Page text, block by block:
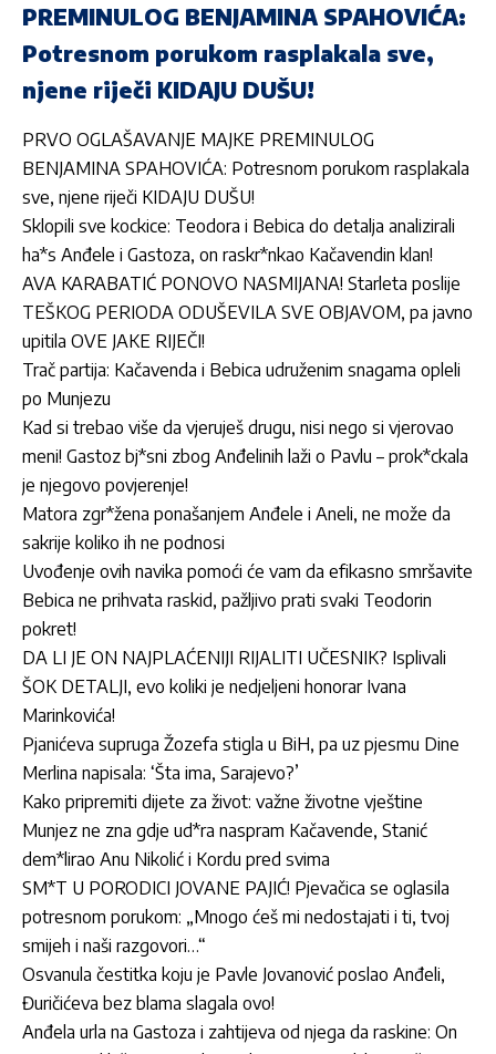
PREMINULOG BENJAMINA SPAHOVIĆA:
Potresnom porukom rasplakala sve,
njene riječi KIDAJU DUŠU!
PRVO OGLAŠAVANJE MAJKE PREMINULOG
BENJAMINA SPAHOVIĆA: Potresnom porukom rasplakala
sve, njene riječi KIDAJU DUŠU!
Sklopili sve kockice: Teodora i Bebica do detalja analizirali
ha*s Anđele i Gastoza, on raskr*nkao Kačavendin klan!
AVA KARABATIĆ PONOVO NASMIJANA! Starleta poslije
TEŠKOG PERIODA ODUŠEVILA SVE OBJAVOM, pa javno
upitila OVE JAKE RIJEČI!
Trač partija: Kačavenda i Bebica udruženim snagama opleli
po Munjezu
Kad si trebao više da vjeruješ drugu, nisi nego si vjerovao
meni! Gastoz bj*sni zbog Anđelinih laži o Pavlu – prok*ckala
je njegovo povjerenje!
Matora zgr*žena ponašanjem Anđele i Aneli, ne može da
sakrije koliko ih ne podnosi
Uvođenje ovih navika pomoći će vam da efikasno smršavite
Bebica ne prihvata raskid, pažljivo prati svaki Teodorin
pokret!
DA LI JE ON NAJPLAĆENIJI RIJALITI UČESNIK? Isplivali
ŠOK DETALJI, evo koliki je nedjeljeni honorar Ivana
Marinkovića!
Pjanićeva supruga Žozefa stigla u BiH, pa uz pjesmu Dine
Merlina napisala: ‘Šta ima, Sarajevo?’
Kako pripremiti dijete za život: važne životne vještine
Munjez ne zna gdje ud*ra naspram Kačavende, Stanić
dem*lirao Anu Nikolić i Kordu pred svima
SM*T U PORODICI JOVANE PAJIĆ! Pjevačica se oglasila
potresnom porukom: „Mnogo ćeš mi nedostajati i ti, tvoj
smijeh i naši razgovori…“
Osvanula čestitka koju je Pavle Jovanović poslao Anđeli,
Đuričićeva bez blama slagala ovo!
Anđela urla na Gastoza i zahtijeva od njega da raskine: On